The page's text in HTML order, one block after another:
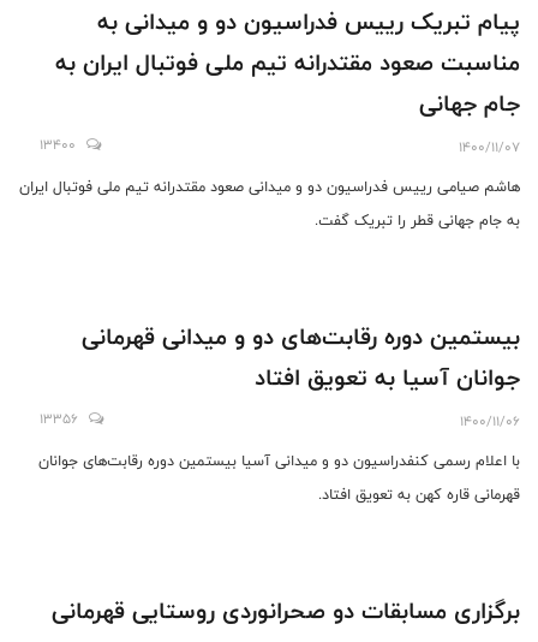
پیام تبریک رییس فدراسیون دو و میدانی به
مناسبت صعود مقتدرانه تیم ملی فوتبال ایران به
جام جهانی
1400/11/07
13400
هاشم صیامی رییس فدراسیون دو و میدانی صعود مقتدرانه تیم ملی فوتبال ایران
به جام جهانی قطر را تبریک گفت.
بیستمین دوره رقابت‌های دو و میدانی قهرمانی
جوانان آسیا به تعویق افتاد
1400/11/06
13356
با اعلام رسمی کنفدراسیون دو و میدانی آسیا بیستمین دوره رقابت‌های جوانان
قهرمانی قاره کهن به تعویق افتاد.
برگزاری مسابقات دو صحرانوردی روستایی قهرمانی